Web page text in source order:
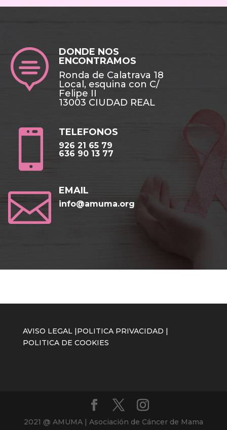

DONDE NOS
ENCONTRAMOS
Ronda de Calatrava 18
Local, esquina con C/
Felipe II
13003 CIUDAD REAL
 TELEFONOS
926 21 65 79
636 90 13 77
 EMAIL
info@amuma.org
AVISO LEGAL|POLITICA PRIVACIDAD |
POLITICA DE COOKIES
2021 @ AMUMA | Asociación de Cáncer de Mama